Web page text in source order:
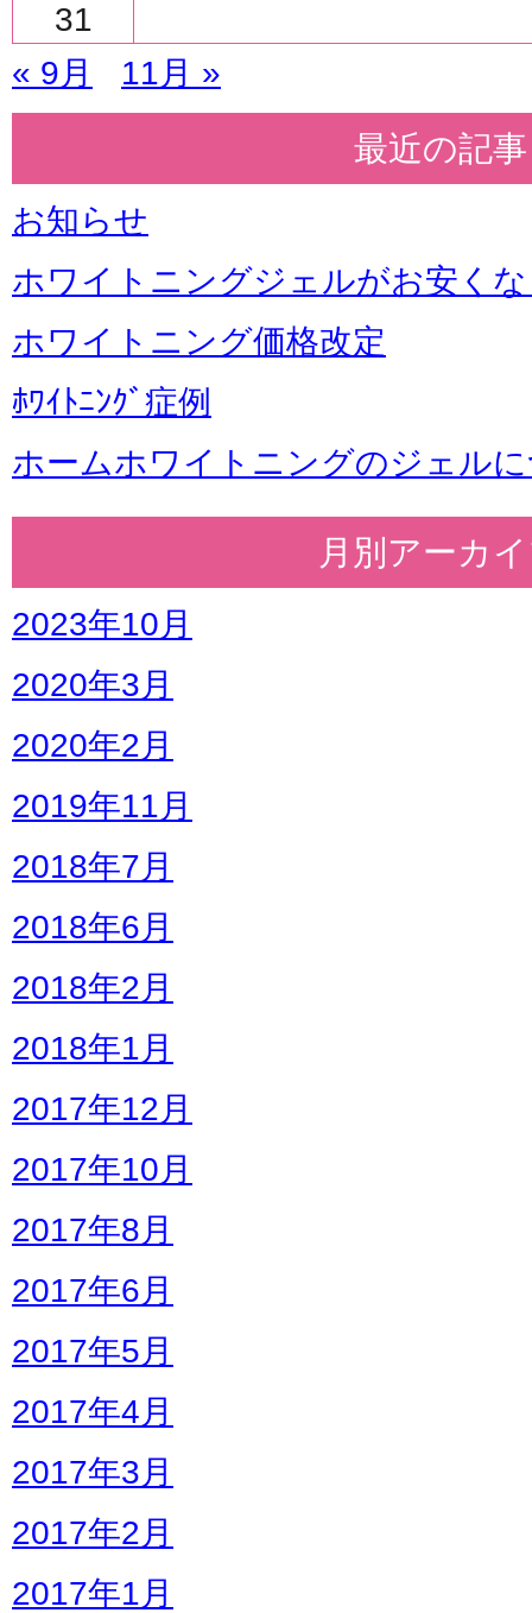
31
« 9月 11月 »
最近の記事
お知らせ
ホワイトニングジェルがお安く
ホワイトニング価格改定
ﾎﾜｲﾄﾆﾝｸﾞ症例
ホームホワイトニングのジェル
月別アーカ
2023年10月
2020年3月
2020年2月
2019年11月
2018年7月
2018年6月
2018年2月
2018年1月
2017年12月
2017年10月
2017年8月
2017年6月
2017年5月
2017年4月
2017年3月
2017年2月
2017年1月